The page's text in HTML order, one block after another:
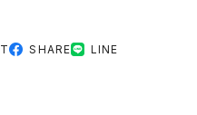
SHARE LINE